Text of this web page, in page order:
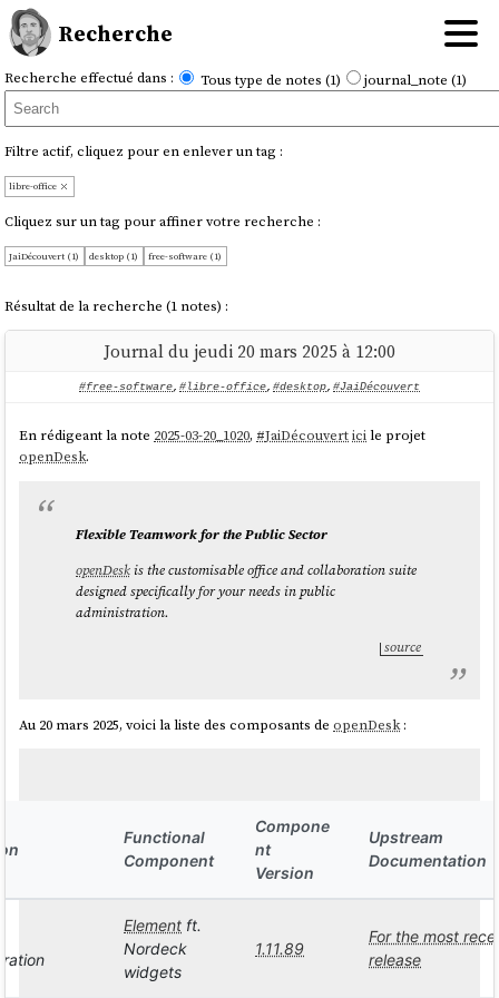
Recherche
Recherche effectué dans : Tous type de notes (1) journal_note (1)
Filtre actif, cliquez pour en enlever un tag :
libre-office
Cliquez sur un tag pour affiner votre recherche :
JaiDécouvert (1) desktop (1) free-software (1)
Résultat de la recherche (1 notes) :
Journal du jeudi 20 mars 2025 à 12:00
#free-software, #libre-office, #desktop, #JaiDécouvert
En rédigeant la note 2025-03-20_1020, #JaiDécouvert icile projet
openDesk.
Flexible Teamwork for the Public Sector
openDeskis the customisable office and collaboration suite
designed specifically for your needs in public
administration.
source
Au 20 mars 2025, voici la liste des composants deopenDesk:
Functional
Component
Compone
nt
Version
Upstream
Documentation
Element ft.
Nordeck
widgets
1.11.89
For the most
release